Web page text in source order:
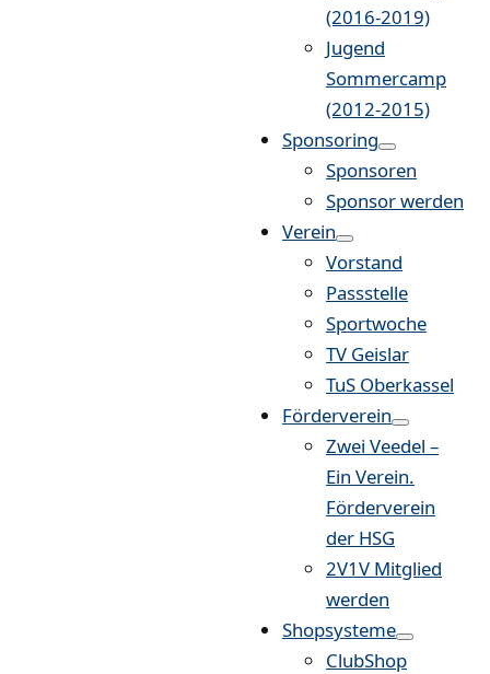
(2016-2019)
Jugend
Sommercamp
(2012-2015)
Sponsoring
Sponsoren
Sponsor werden
Verein
Vorstand
Passstelle
Sportwoche
TV Geislar
TuS Oberkassel
Förderverein
Zwei Veedel –
Ein Verein.
Förderverein
der HSG
2V1V Mitglied
werden
Shopsysteme
ClubShop